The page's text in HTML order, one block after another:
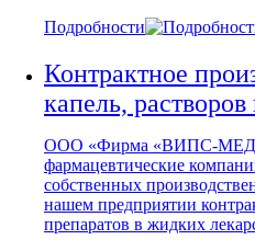
Подробности
Контрактное
капель,
ООО «Фирма «ВИПС-МЕД»
фармацевтические
собственных
нашем предприятии
препаратов в жидких